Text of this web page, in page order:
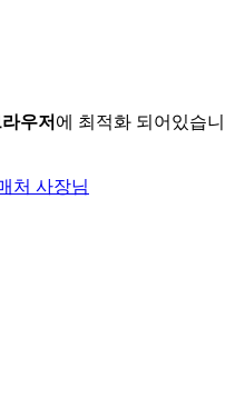
우저 에 최적화 되어있습니
처 사장님